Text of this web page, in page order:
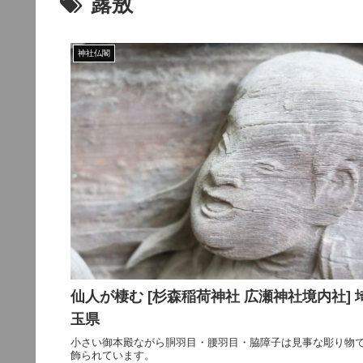
神社仏閣
仙人が棲む [杉森稲荷神社 広瀬神社境内社]
玉県
小さい御本殿ながら胴羽目・腰羽目・脇障子は見事な彫り物
飾られています。